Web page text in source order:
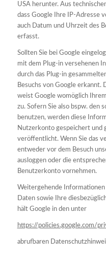
USA herunter. Aus
dass Google Ihre IP-Adresse
auch Datum und Uhrzeit des
erfasst.
Sollten Sie bei Google
mit dem Plug-in versehenen
durch das Plug-in
Besuchs von Google erkannt.
weist Google womöglich
zu. Sofern Sie also bspw. den
benutzen, werden diese
Nutzerkonto gespeichert und
veröffentlicht. Wenn Sie das
entweder vor dem Besuch
ausloggen oder die
Benutzerkonto vornehmen.
Weitergehende
Daten sowie Ihre
hält Google in den unter
https://policies.google.com/
abrufbaren